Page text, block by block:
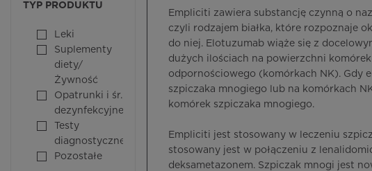
TYP PRODUKTU
Leki
Suplementy
diety/
Żywność
Opatrunki i śr.
dezynfekcyjne
Testy
diagnostyczne
Pozostałe
Empliciti zawiera substancję czynną o
czyli rodzajem białka, które rozpoznaje
do niej. Elotuzumab wiąże się z
dużych ilościach na powierzchni
odpornościowego (komórkach NK). Gdy
szpiczaka mnogiego lub na komórkach
komórek szpiczaka mnogiego.
Empliciti jest stosowany w leczeniu
stosowany jest w połączeniu z
deksametazonem. Szpiczak mnogi jest